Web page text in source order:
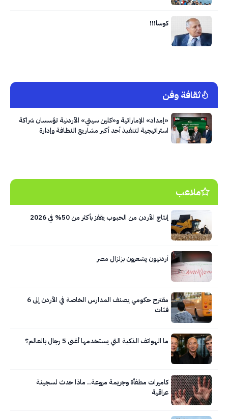
كوسا!!!
ثقافة وفن
«إمداد» الإماراتية و«كلين سيتي» الأردنية تؤسسان شراكة
استراتيجية لتنفيذ أحد أكبر مشاريع النظافة وإدارة
ملاعب
إنتاج الأردن من الحبوب يقفز بأكثر من 50% في 2026
أردنيون يشعرون بزلزال مصر
مقترح حكومي يصنف المدارس الخاصة في الأردن إلى 6
فئات
ما الهواتف الذكية التي يستخدمها أغنى 5 رجال بالعالم؟
كاميرات مطفأة وجريمة مروعة.. ماذا حدث لسجينة
عراقية